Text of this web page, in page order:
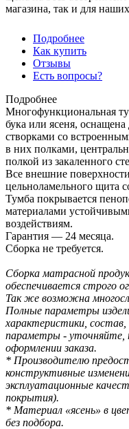
магазина, так и для
Подробнее
Как купить
Отзывы
Есть вопросы?
Подробнее
Многофункциональная
бука или ясеня,
створками со
в них полками,
полкой из закаленного
Все внешние
цельноламельного щита
Тумба покрывается
материалами
воздействиям.
Гарантия — 24 месяца.
Сборка не требуется.
Сборка матрасной
обеспечивается строго
Так же возможна
Полные параметры
характеристики,
параметры - уточняйте,
оформлении заказа.
* Производителю
конструктивные
эксплуатационные
покрытия).
* Материал «ясень» в
без подбора.